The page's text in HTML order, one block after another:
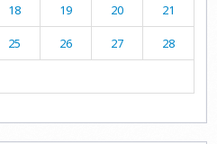
18 19 20 21
25 26 27 28